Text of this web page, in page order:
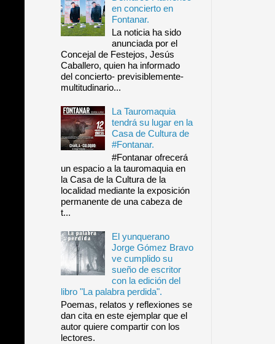
en concierto en
Fontanar.
La noticia ha sido
anunciada por el
Concejal de Festejos, Jesús
Caballero, quien ha informado
del concierto- previsiblemente-
multitudinario...
La Tauromaquia
tendrá su lugar en la
Casa de Cultura de
#Fontanar.
#Fontanar ofrecerá
un espacio a la tauromaquia en
la Casa de la Cultura de la
localidad mediante la exposición
permanente de una cabeza de
t...
El yunquerano
Jorge Gómez Bravo
ve cumplido su
sueño de escritor
con la edición del
libro "La palabra perdida".
Poemas, relatos y reflexiones se
dan cita en este ejemplar que el
autor quiere compartir con los
lectores.